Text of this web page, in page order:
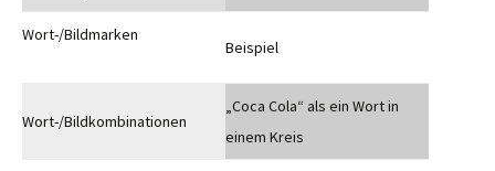
Wort-/Bildmarken
Beispiel
Wort-/Bildkombinationen
„Coca Cola“ als ein Wort in
einem Kreis